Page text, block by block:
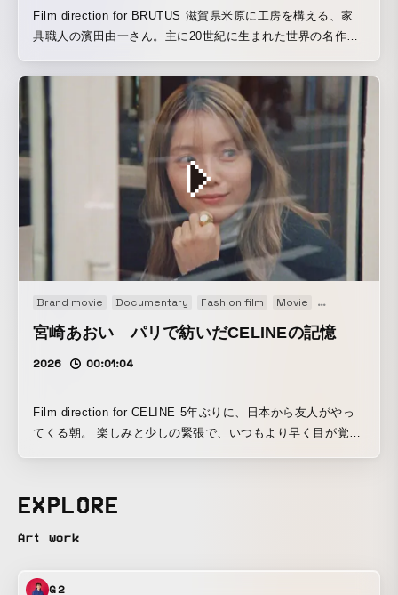
Film direction for BRUTUS 滋賀県米原に工房を構える、家
具職人の濱田由一さん。主に20世紀に生まれた世界の名作椅
合、まず写真や資料から図面を自分で起こすところから。形
はもちろん木、金属、ファブリックなどの素材感やカラーも
忠実に表現された模型は、パッと見てもそれとはわからない
ほどの完成度。 かつてデンマークにハンス・ウェグナーを訪
ねた際に「これは模型ではない。本物だ」と本人から称賛さ
れたという。その言葉を胸に、今日も一脚ずつ次の作品を作
Brand movie Documentary Fashion film Movie Original
宮崎あおい パリで紡いだCELINEの記憶
2026 00:01:04
Film direction for CELINE 5年ぶりに、日本から友人がやっ
てくる朝。 楽しみと少しの緊張で、いつもより早く目が覚め
重なっていく。
EXPLORE
Art work
G2